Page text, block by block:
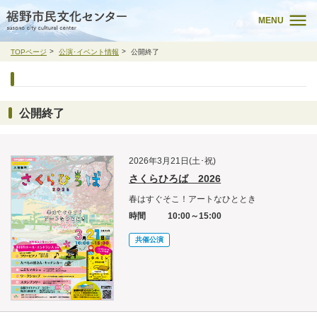
MENU
TOPページ 公演･イベント情報 公開終了
公開終了
2026年3月21日(土･祝)
さくらひろば 2026
春はすぐそこ！アートなひととき
時間
10:00～15:00
共催公演